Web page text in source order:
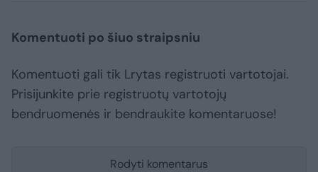
Komentuoti po šiuo straipsniu
Komentuoti gali tik Lrytas registruoti vartotojai.
Prisijunkite prie registruotų vartotojų
bendruomenės ir bendraukite komentaruose!
Rodyti komentarus